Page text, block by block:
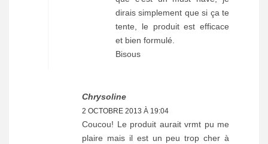
dirais simplement que si ça te
tente, le produit est efficace
et bien formulé.
Bisous
Chrysoline
2 OCTOBRE 2013 À 19:04
Coucou! Le produit aurait vrmt pu me
plaire mais il est un peu trop cher à